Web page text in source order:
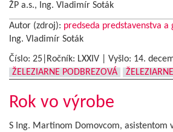
ŽP a.s., Ing. Vladimír Soták
Autor (zdroj): predseda predstavenstva
Ing. Vladimír Soták
Číslo: 25|Ročník: LXXIV | Vyšlo: 14.
ŽELEZIARNE PODBREZOVÁ
Rok vo výrobe
S Ing. Martinom Domovcom, asistentom